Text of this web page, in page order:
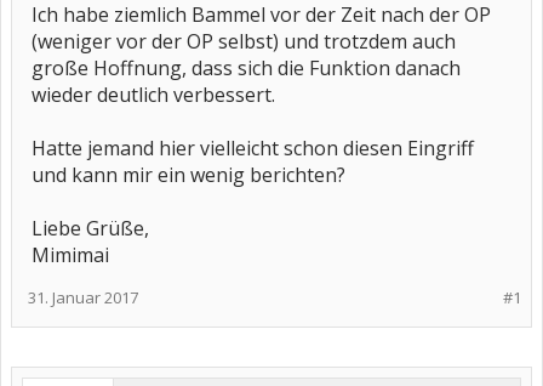
Ich habe ziemlich Bammel vor der Zeit nach der OP
(weniger vor der OP selbst) und trotzdem auch
große Hoffnung, dass sich die Funktion danach
wieder deutlich verbessert.
Hatte jemand hier vielleicht schon diesen Eingriff
und kann mir ein wenig berichten?
Liebe Grüße,
Mimimai
#1
31. Januar 2017